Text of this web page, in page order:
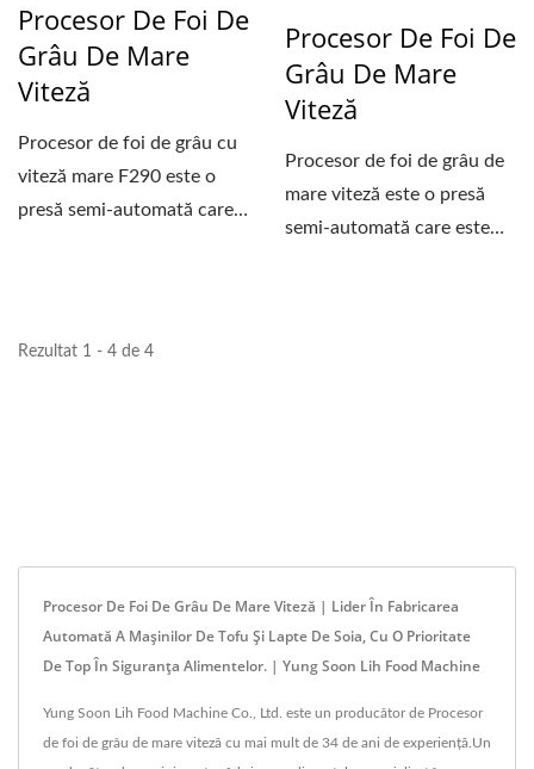
Procesor De Foi De
Grâu De Mare
Viteză
Procesor de foi de grâu cu
viteză mare F290 este o
presă semi-automată care
Procesor De Foi De
Grâu De Mare
Viteză
Procesor de foi de grâu de
mare viteză este o presă
semi-automată care este
Rezultat 1 - 4 de 4
Procesor De Foi De Grâu De Mare Viteză | Lider În Fabricarea
Automată A Mașinilor De Tofu Și Lapte De Soia, Cu O Prioritate
De Top În Siguranța Alimentelor. | Yung Soon Lih Food Machine
Yung Soon Lih Food Machine Co., Ltd. este un producător de Procesor
de foi de grâu de mare viteză cu mai mult de 34 de ani de experiență.Un